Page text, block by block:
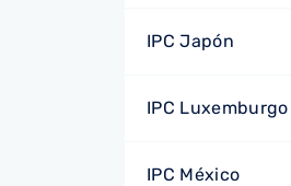
IPC Japón
IPC Luxemburgo
IPC México